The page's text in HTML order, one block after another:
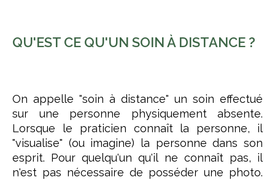
QU'EST CE QU'UN SOIN À DISTANCE ?
On appelle "soin à distance" un soin effectué
sur une personne physiquement absente.
Lorsque le praticien connaît la personne, il
"visualise" (ou imagine) la personne dans son
esprit. Pour quelqu'un qu'il ne connaît pas, il
n'est pas nécessaire de posséder une photo.